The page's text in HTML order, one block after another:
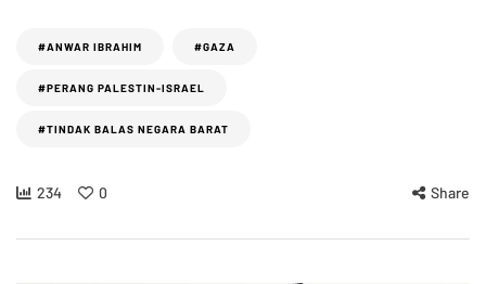
#ANWAR IBRAHIM #GAZA
#PERANG PALESTIN-ISRAEL
#TINDAK BALAS NEGARA BARAT
234 0 Share